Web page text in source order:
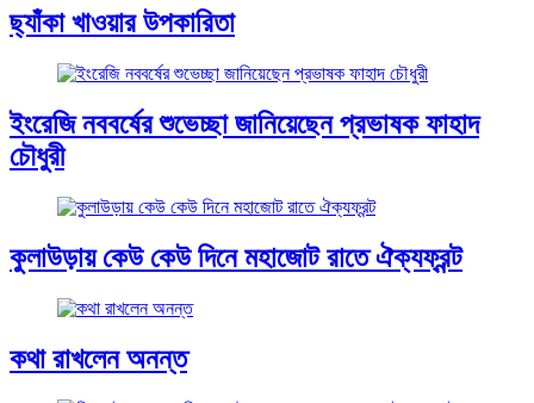
ছ্যাঁকা খাওয়ার উপকারিতা
ইংরেজি নববর্ষের শুভেচ্ছা জানিয়েছেন প্রভাষক ফাহাদ
চৌধুরী
কুলাউড়ায় কেউ কেউ দিনে মহাজোট রাতে ঐক্যফ্রন্ট
কথা রাখলেন অনন্ত